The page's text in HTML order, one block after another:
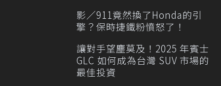
影／911竟然換了Honda的引
擎？保時捷鐵粉憤怒了！
讓對手望塵莫及！2025 年賓士
GLC 如何成為台灣 SUV 市場的
最佳投資